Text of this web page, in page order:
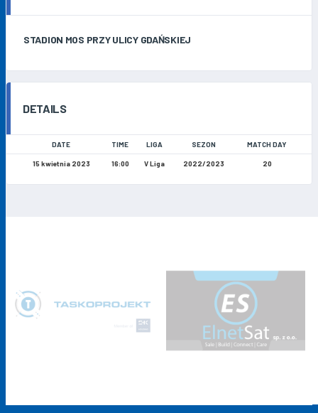
STADION MOS PRZY ULICY GDAŃSKIEJ
DETAILS
DATE TIME LIGA SEZON MATCH DAY
15 kwietnia 2023 16:00 V Liga 2022/2023 20